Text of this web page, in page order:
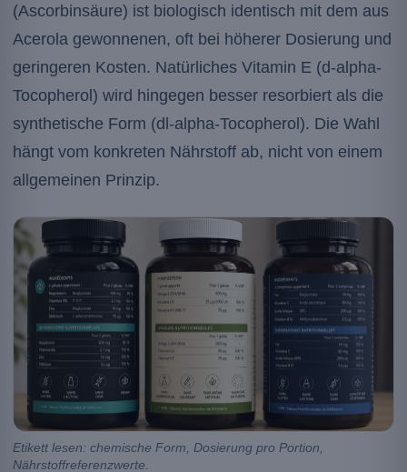
(Ascorbinsäure) ist biologisch identisch mit dem aus
Acerola gewonnenen, oft bei höherer Dosierung und
geringeren Kosten. Natürliches Vitamin E (d-alpha-
Tocopherol) wird hingegen besser resorbiert als die
synthetische Form (dl-alpha-Tocopherol). Die Wahl
hängt vom konkreten Nährstoff ab, nicht von einem
allgemeinen Prinzip.
Etikett lesen: chemische Form, Dosierung pro Portion,
Nährstoffreferenzwerte.